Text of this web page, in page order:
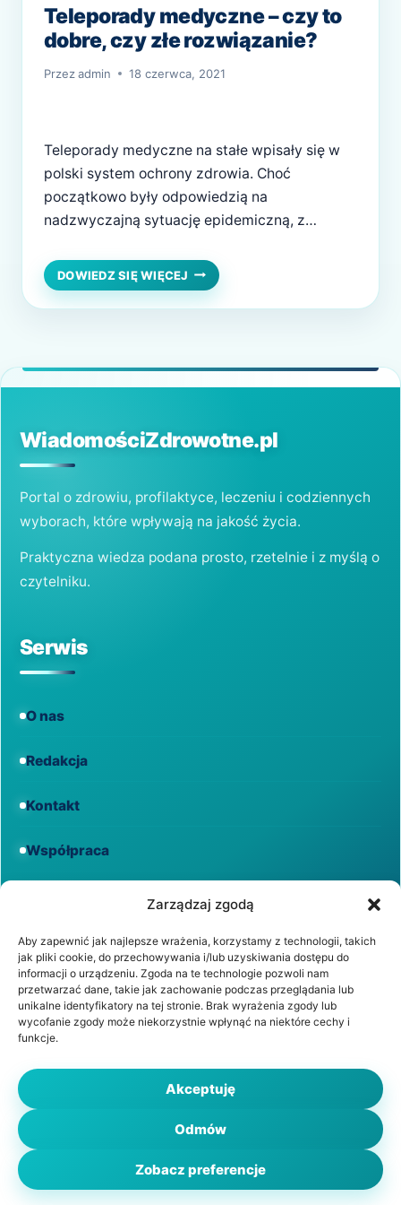
Zarządzaj zgodą
Aby zapewnić jak najlepsze wrażenia, korzystamy z technologii, takich
jak pliki cookie, do przechowywania i/lub uzyskiwania dostępu do
informacji o urządzeniu. Zgoda na te technologie pozwoli nam
przetwarzać dane, takie jak zachowanie podczas przeglądania lub
unikalne identyfikatory na tej stronie. Brak wyrażenia zgody lub
wycofanie zgody może niekorzystnie wpłynąć na niektóre cechy i
funkcje.
Akceptuję
Odmów
Zobacz preferencje
Teleporady medyczne – czy to
dobre, czy złe rozwiązanie?
Przezadmin 18 czerwca, 2021
Teleporady medyczne na stałe wpisały się w
polski system ochrony zdrowia. Choć
początkowo były odpowiedzią na
nadzwyczajną sytuację epidemiczną, z
pacjentów. Konsultacje telefoniczne lub w
formie wideorozmów budzą jednak skrajne
emocje. Jedni doceniają ich dostępność i
DOWIEDZ SIĘ WIĘCEJ TELEPORADY
MEDYCZNE
–
WiadomościZdrowotne.pl
Portal o zdrowiu, profilaktyce, leczeniu i codziennych
wyborach, które wpływają na jakość życia.
Praktyczna wiedza podana prosto, rzetelnie i z myślą o
czytelniku.
Serwis
O nas
Redakcja
Kontakt
Współpraca
Regulamin
Polityka prywatności
© 2026 WiadomościZdrowotne.pl. Wszystkie prawa